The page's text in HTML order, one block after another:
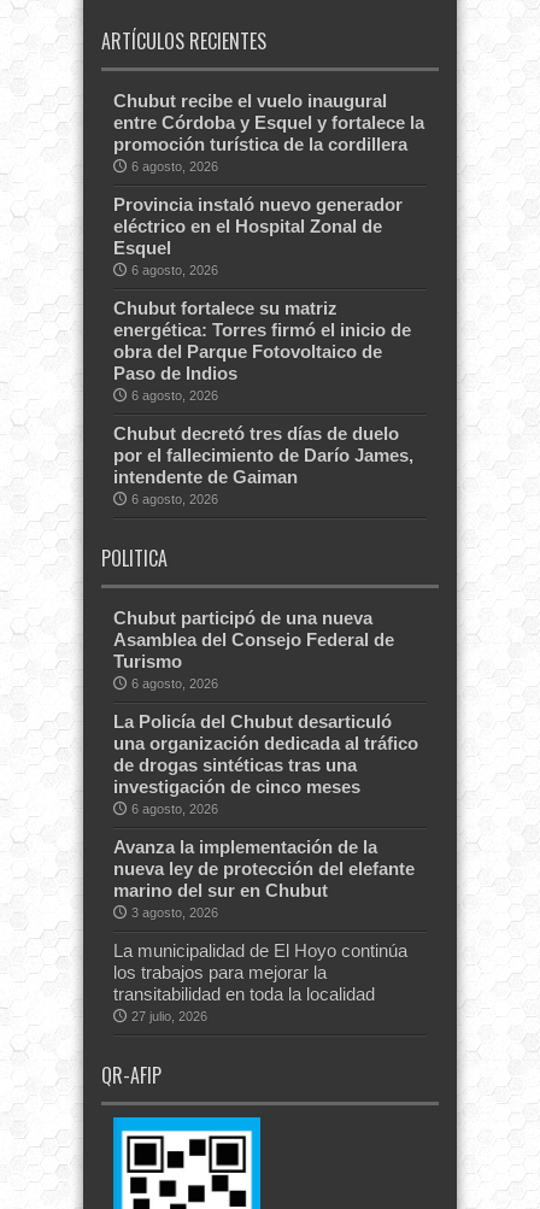
ARTÍCULOS RECIENTES
Chubut recibe el vuelo inaugural
entre Córdoba y Esquel y fortalece la
promoción turística de la cordillera
6 agosto, 2026
Provincia instaló nuevo generador
eléctrico en el Hospital Zonal de
Esquel
6 agosto, 2026
Chubut fortalece su matriz
energética: Torres firmó el inicio de
obra del Parque Fotovoltaico de
Paso de Indios
6 agosto, 2026
Chubut decretó tres días de duelo
por el fallecimiento de Darío James,
intendente de Gaiman
6 agosto, 2026
POLITICA
Chubut participó de una nueva
Asamblea del Consejo Federal de
Turismo
6 agosto, 2026
La Policía del Chubut desarticuló
una organización dedicada al tráfico
de drogas sintéticas tras una
investigación de cinco meses
6 agosto, 2026
Avanza la implementación de la
nueva ley de protección del elefante
marino del sur en Chubut
3 agosto, 2026
La municipalidad de El Hoyo continúa
los trabajos para mejorar la
transitabilidad en toda la localidad
27 julio, 2026
QR-AFIP